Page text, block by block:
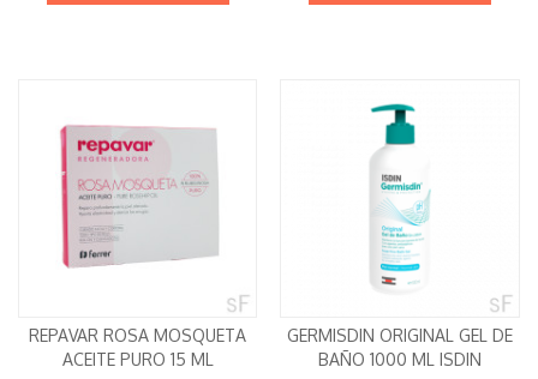
REPAVAR ROSA MOSQUETA
ACEITE PURO 15 ML
GERMISDIN ORIGINAL GEL DE
BAÑO 1000 ML ISDIN